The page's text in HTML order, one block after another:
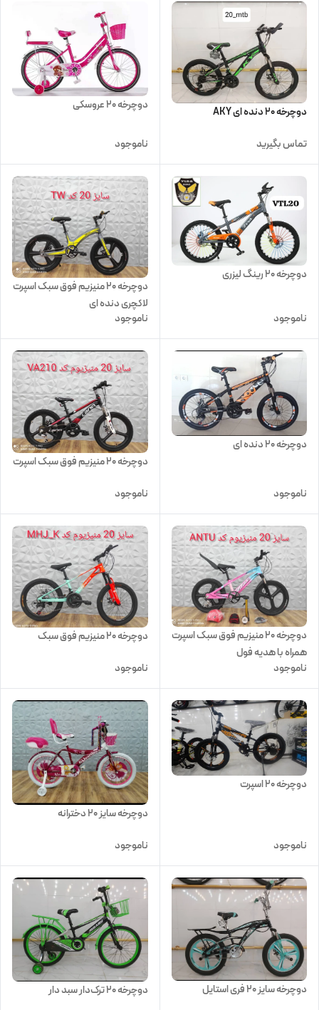
دوچرخه 20 دنده ای AKY
تماس بگیرید
دوچرخه 20 عروسکی
ناموجود
دوچرخه 20 رینگ لیزری
ناموجود
دوچرخه 20 منیزیم فوق سبک اسپرت
لاکچری دنده ای
ناموجود
دوچرخه 20 دنده ای
ناموجود
دوچرخه 20 منیزیم فوق سبک اسپرت
ناموجود
دوچرخه 20 منیزیم فوق سبک اسپرت
همراه با هدیه فول
ناموجود
دوچرخه 20 منیزیم فوق سبک
ناموجود
دوچرخه 20 اسپرت
ناموجود
دوچرخه سایز ۲۰ دخترانه
ناموجود
دوچرخه سایز 20 فری استایل دوچرخه 20 ترک‌دار سبد دار